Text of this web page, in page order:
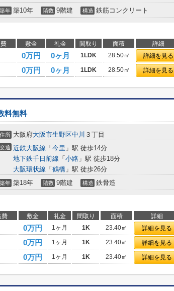
築年 築10年 階数 9階建 構造 鉄筋コンクリート
敷金 礼金 間取り 面積 詳細
0万円 0ヶ月 1LDK 28.50㎡ 詳細を見る
0万円 0ヶ月 1LDK 28.50㎡ 詳細を見る
料無料
住所 大阪府大阪市生野区中川 ３丁目
交通 近鉄大阪線 「 今里 」駅 徒歩14分
地下鉄千日前線 「 小路 」駅 徒歩18分
大阪環状線 「 鶴橋 」駅 徒歩26分
築年 築18年 階数 9階建 構造 鉄骨造
費 敷金 礼金 間取り 面積 詳細
0万円 1ヶ月 1K 23.40㎡ 詳細を見る
0万円 1ヶ月 1K 23.40㎡ 詳細を見る
0万円 1ヶ月 1K 23.40㎡ 詳細を見る